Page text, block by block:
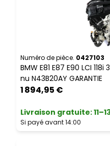
Numéro de pièce. 0427103
BMW E81 E87 E90 LCI
nu N43B20AY GARANTIE
1 894,95 €
Livraison gratuite:
Si payé avant 14:00